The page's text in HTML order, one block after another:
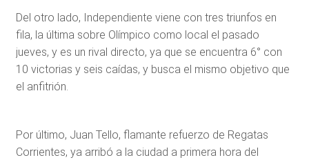
Del otro lado, Independiente viene con tres triunfos en
fila, la última sobre Olímpico como local el pasado
jueves, y es un rival directo, ya que se encuentra 6° con
10 victorias y seis caídas, y busca el mismo objetivo que
el anfitrión.
Por último, Juan Tello, flamante refuerzo de Regatas
Corrientes, ya arribó a la ciudad a primera hora del